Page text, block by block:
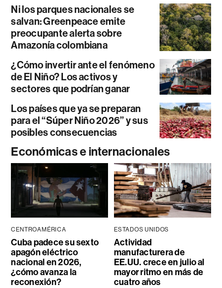
Ni los parques nacionales se
salvan: Greenpeace emite
preocupante alerta sobre
Amazonía colombiana
¿Cómo invertir ante el fenómeno
de El Niño? Los activos y
sectores que podrían ganar
Los países que ya se preparan
para el “Súper Niño 2026” y sus
posibles consecuencias
Económicas e internacionales
CENTROAMÉRICA
Cuba padece su sexto
apagón eléctrico
nacional en 2026,
¿cómo avanza la
reconexión?
ESTADOS UNIDOS
Actividad
manufacturera de
EE.UU. crece en julio al
mayor ritmo en más de
cuatro años